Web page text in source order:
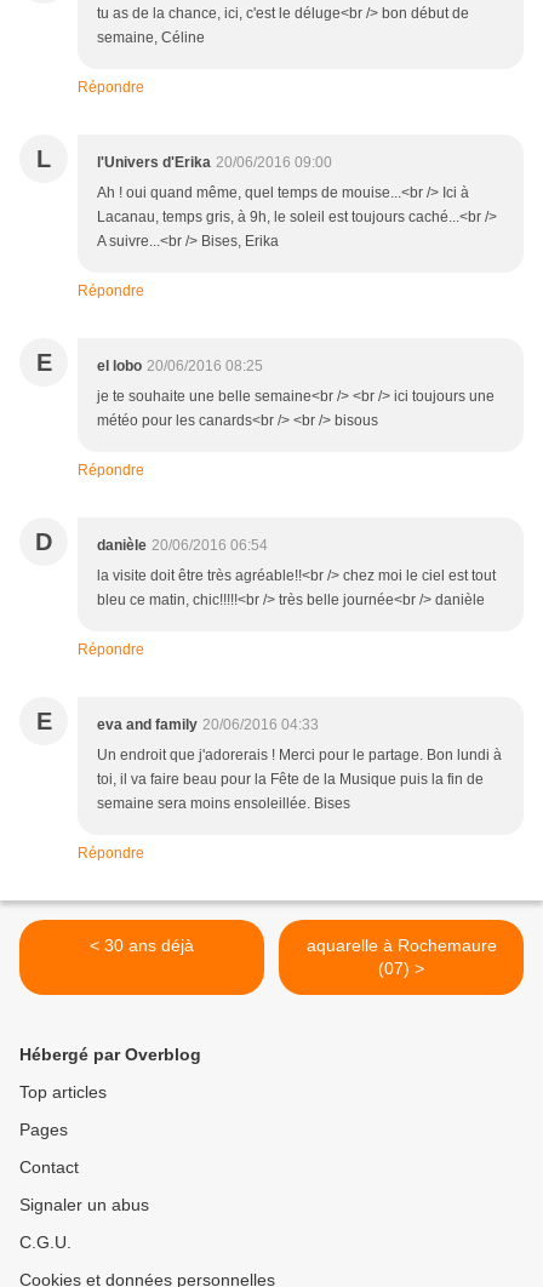
tu as de la chance, ici, c'est le déluge<br /> bon début de
semaine, Céline
Répondre
L l'Univers d'Erika 20/06/2016 09:00
Ah ! oui quand même, quel temps de mouise...<br /> Ici à
Lacanau, temps gris, à 9h, le soleil est toujours caché...<br />
A suivre...<br /> Bises, Erika
Répondre
E el lobo 20/06/2016 08:25
je te souhaite une belle semaine<br /> <br /> ici toujours une
météo pour les canards<br /> <br /> bisous
Répondre
D danièle 20/06/2016 06:54
la visite doit être très agréable!!<br /> chez moi le ciel est tout
bleu ce matin, chic!!!!!<br /> très belle journée<br /> danièle
Répondre
E eva and family 20/06/2016 04:33
Un endroit que j'adorerais ! Merci pour le partage. Bon lundi à
toi, il va faire beau pour la Fête de la Musique puis la fin de
semaine sera moins ensoleillée. Bises
Répondre
< 30 ans déjà
aquarelle à Rochemaure
(07) >
Hébergé par Overblog
Top articles
Pages
Contact
Signaler un abus
C.G.U.
Cookies et données personnelles